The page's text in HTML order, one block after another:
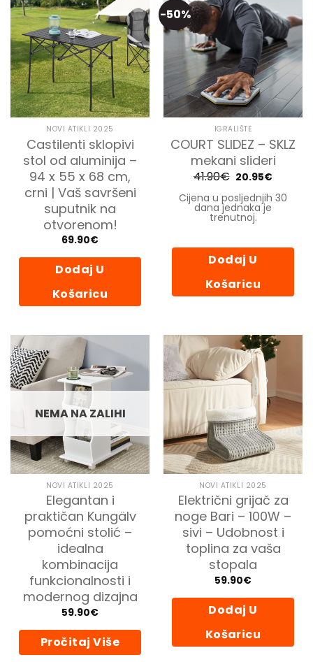
NOVI ATIKLI 2025
Castilenti sklopivi
stol od aluminija –
94 x 55 x 68 cm,
crni | Vaš savršeni
suputnik na
otvorenom!
69.90€
Dodaj U
Košaricu
-50%
IGRALIŠTE
COURT SLIDEZ – SKLZ
mekani slideri
41.90€ Izvorna
cijena
bila
je:
41.90€.
20.95€
je:
20.95€.
Cijena u posljednjih 30
dana jednaka je
trenutnoj.
Dodaj U
Košaricu
NEMA NA ZALIHI
NOVI ATIKLI 2025
Elegantan i
praktičan Kungälv
pomoćni stolić –
idealna
kombinacija
funkcionalnosti i
modernog dizajna
59.90€
Pročitaj Više
NOVI ATIKLI 2025
Električni grijač za
noge Bari – 100W –
sivi – Udobnost i
toplina za vaša
stopala
59.90€
Dodaj U
Košaricu